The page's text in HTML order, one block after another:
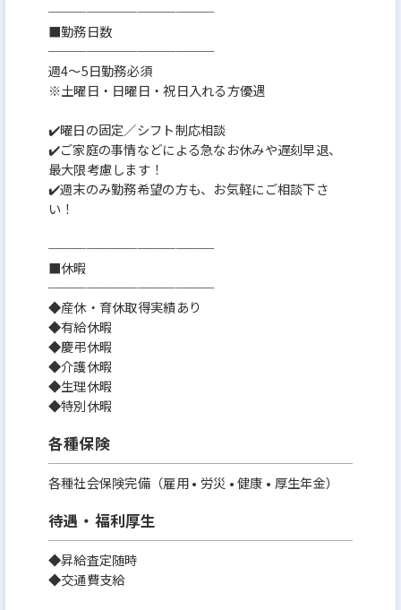
─────────────
■勤務日数
─────────────
週4～5日勤務必須
※土曜日・日曜日・祝日入れる方優遇
✔️曜日の固定／シフト制応相談
✔️ご家庭の事情などによる急なお休みや遅刻早退、
最大限考慮します！
✔️週末のみ勤務希望の方も、お気軽にご相談下さ
い！
─────────────
■休暇
─────────────
◆産休・育休取得実績あり
◆有給休暇
◆慶弔休暇
◆介護休暇
◆生理休暇
◆特別休暇
各種保険
各種社会保険完備（雇用 • 労災 • 健康 • 厚生年金）
待遇・福利厚生
◆昇給査定随時
◆交通費支給